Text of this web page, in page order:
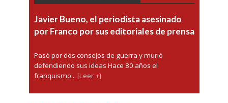
Javier Bueno, el periodista asesinado
por Franco por sus editoriales de prensa
Pasó por dos consejos de guerra y murió
defendiendo sus ideas Hace 80 años el
franquismo... [Leer +]